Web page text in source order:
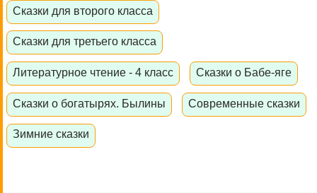
Сказки для второго класса
Сказки для третьего класса
Литературное чтение - 4 класс Сказки о Бабе-яге
Сказки о богатырях. Былины Современные сказки
Зимние сказки